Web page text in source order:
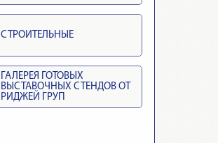
СТРОИТЕЛЬНЫЕ
ГАЛЕРЕЯ ГОТОВЫХ
ВЫСТАВОЧНЫХ СТЕНДОВ ОТ
РИДЖЕЙ ГРУП